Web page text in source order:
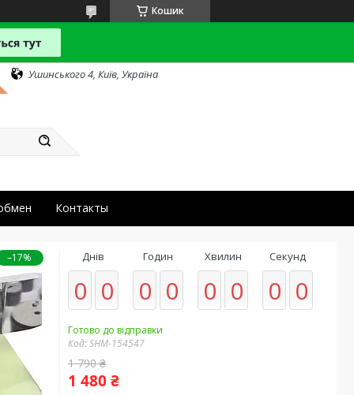
Кошик
Ушинського 4, Київ, Україна
Контакты
–17% Днів
0 0
Годин
0 0
Хвилин
0 0
Секунд
0 0
Готово до відправки
Код:SHM-154547
1 790 ₴
1 480 ₴